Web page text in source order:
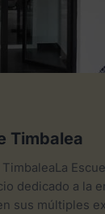
Timbalea
dedicado a la
sus múltiples